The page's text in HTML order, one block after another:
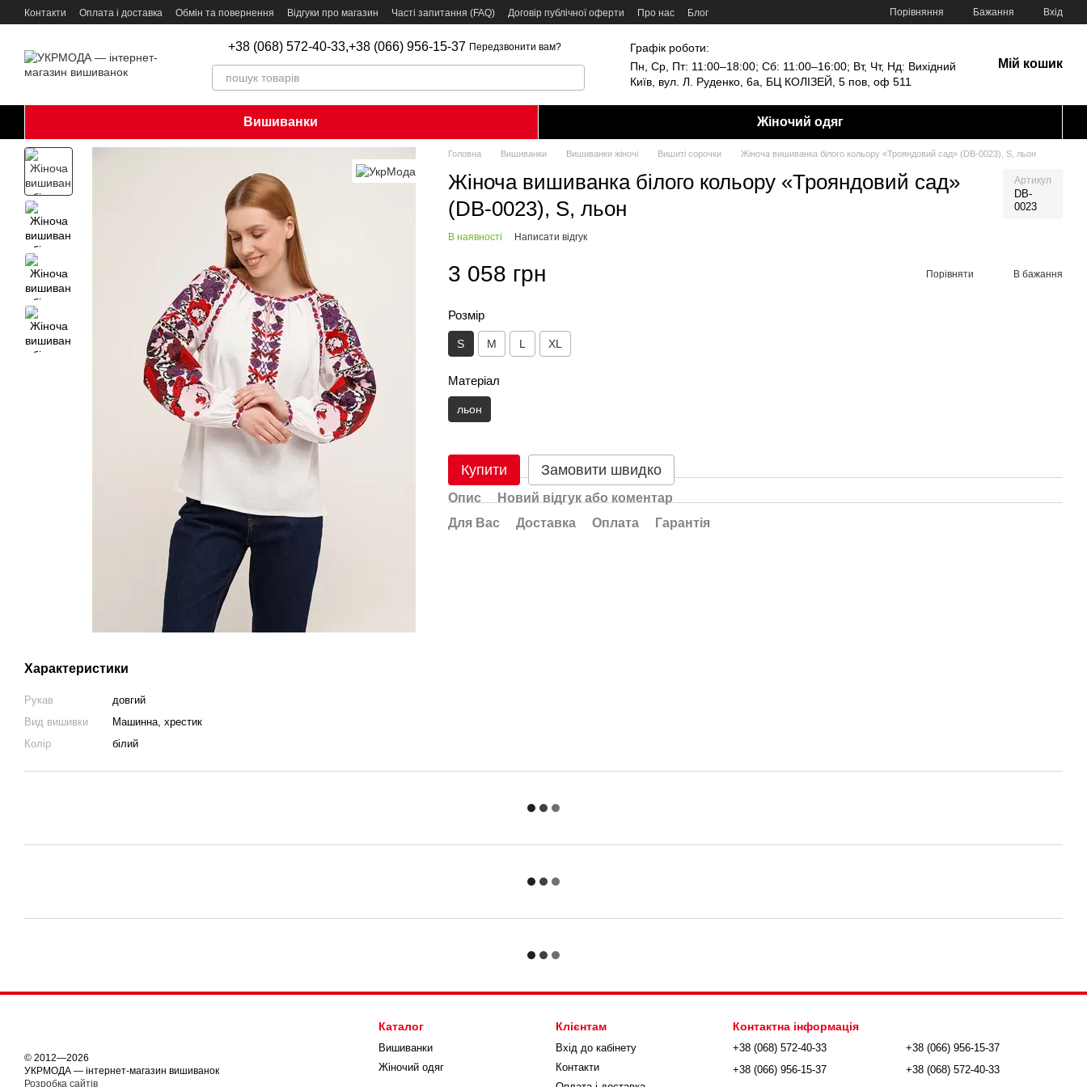
Перейти до основного контенту
Контакти Оплата і доставка Обмін та повернення Відгуки про магазин Часті запитання (FAQ) Договір публічної оферти Про нас Блог Порівняння Бажання Вхід
+38 (068) 572-40-33,+38 (066) 956-15-37 Передзвонити вам?
Графік роботи:
Пн, Ср, Пт: 11:00–18:00; Сб: 11:00–16:00; Вт, Чт, Нд: Вихідний
Київ, вул. Л. Руденко, 6а, БЦ КОЛІЗЕЙ, 5 пов, оф 511
Мій кошик
Вишиванки Жіночий одяг
Характеристики
Рукав
довгий
Вид вишивки
Машинна, хрестик
Колір
білий
Головна Вишиванки Вишиванки жіночі Вишиті сорочки Жіноча вишиванка білого кольору «Трояндовий сад» (DB-0023), S, льон
Жіноча вишиванка білого кольору «Трояндовий сад»
(DB-0023), S, льон
Артикул
DB-
0023
В наявності Написати відгук
3 058 грн Порівняти В бажання
Розмір
S M L XL
Матеріал
льон
Купити Замовити швидко
Опис
Новий відгук або коментар
Для Вас
Доставка Оплата Гарантія
© 2012—2026
УКРМОДА — інтернет-магазин вишиванок
Розробка сайтів
Каталог
Вишиванки
Жіночий одяг
Клієнтам
Вхід до кабінету
Контакти
Контактна інформація
+38 (068) 572-40-33
+38 (066) 956-15-37
+38 (066) 956-15-37
+38 (068) 572-40-33